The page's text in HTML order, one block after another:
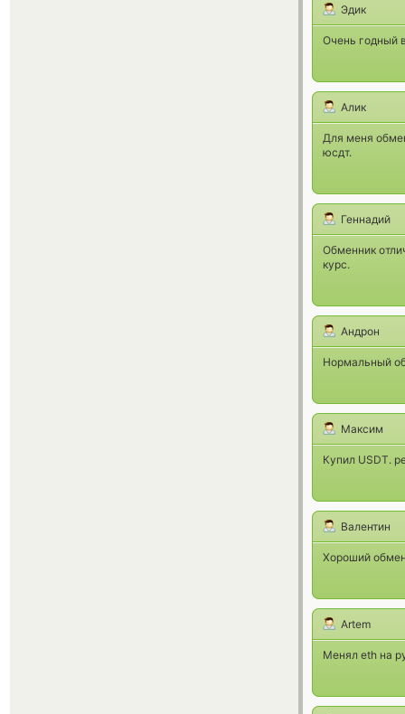
Эдик
Очень годный
Алик
Для меня
юсдт.
Геннадий
Обменник
курс.
Андрон
Нормальный
Максим
Купил USDT.
Валентин
Хороший
Artem
Менял eth на